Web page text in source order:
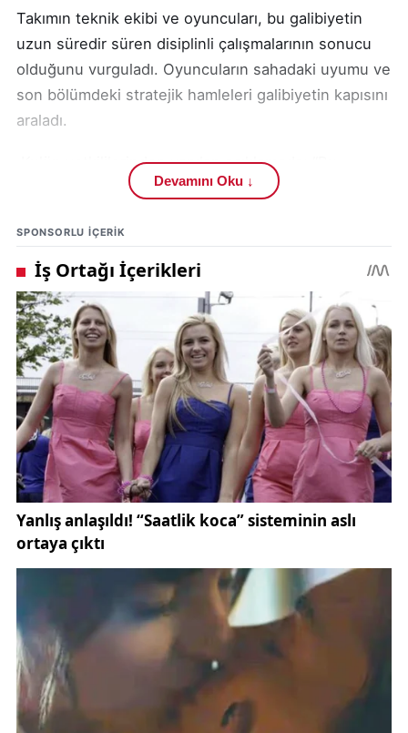
Takımın teknik ekibi ve oyuncuları, bu galibiyetin
uzun süredir süren disiplinli çalışmalarının sonucu
olduğunu vurguladı. Oyuncuların sahadaki uyumu ve
son bölümdeki stratejik hamleleri galibiyetin kapısını
araladı.
️ Kulüp yetkililerinden yapılan açıklamada: “Bu
galibiyet sadece bir skor değil, Sivas sporu için
takımlarını yalnız bırakmadı. Özellikle son
dakikalarda yaşanan heyecan dolu anlar, seyircinin
coşkusunu ikiye katladı.
Bu sonuçla birlikte Sivas İl Özel İdaresi Spor Kulübü,
Play-Off turundaki iddiasını sürdürmeye devam
ediyor. Sıradaki maçta da benzer bir performans
göstererek üst sıralara tırmanmayı hedefliyor.
Devamını Oku ↓
SPONSORLU IÇERIK